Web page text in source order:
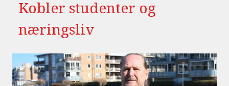
Kobler studenter og
næringsliv